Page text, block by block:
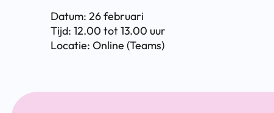
Datum: 26 februari
Tijd: 12.00 tot 13.00 uur
Locatie: Online (Teams)